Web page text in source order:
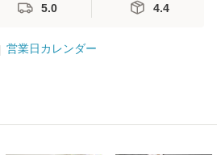
5.0 4.4
営業日カレンダー